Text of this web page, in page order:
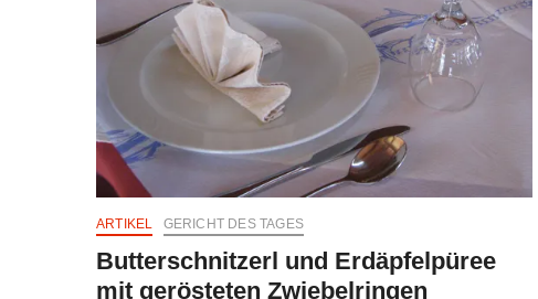
ARTIKEL GERICHT DES TAGES
Butterschnitzerl und Erdäpfelpüree
mit gerösteten Zwiebelringen